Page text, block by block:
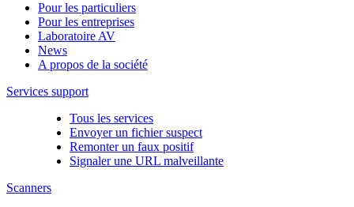
Pour les particuliers
Pour les entreprises
Laboratoire AV
News
A propos de la société
Services support
Tous les services
Envoyer un fichier suspect
Remonter un faux positif
Signaler une URL malveillante
Scanners